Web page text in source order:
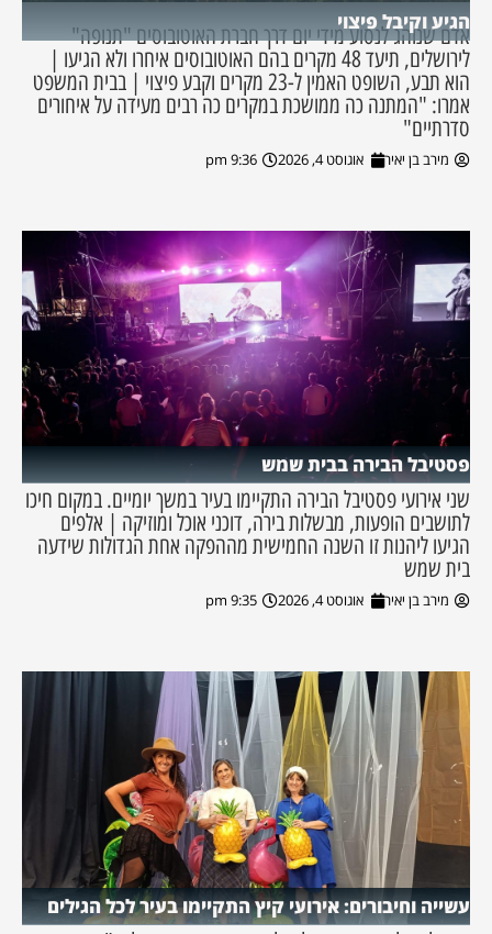
הגיע וקיבל פיצוי
אדם שנוהג לנסוע מידי יום דרך חברת האוטובוסים "תנופה"
לירושלים, תיעד 48 מקרים בהם האוטובוסים איחרו ולא הגיעו |
הוא תבע, השופט האמין ל-23 מקרים וקבע פיצוי | בבית המשפט
אמרו: "המתנה כה ממושכת במקרים כה רבים מעידה על איחורים
סדרתיים"
מירב בן יאיר אוגוסט 4, 2026 9:36 pm
פסטיבל הבירה בבית שמש
שני אירועי פסטיבל הבירה התקיימו בעיר במשך יומיים. במקום חיכו
לתושבים הופעות, מבשלות בירה, דוכני אוכל ומוזיקה | אלפים
הגיעו ליהנות זו השנה החמישית מההפקה אחת הגדולות שידעה
בית שמש
מירב בן יאיר אוגוסט 4, 2026 9:35 pm
עשייה וחיבורים: אירועי קיץ התקיימו בעיר לכל הגילים